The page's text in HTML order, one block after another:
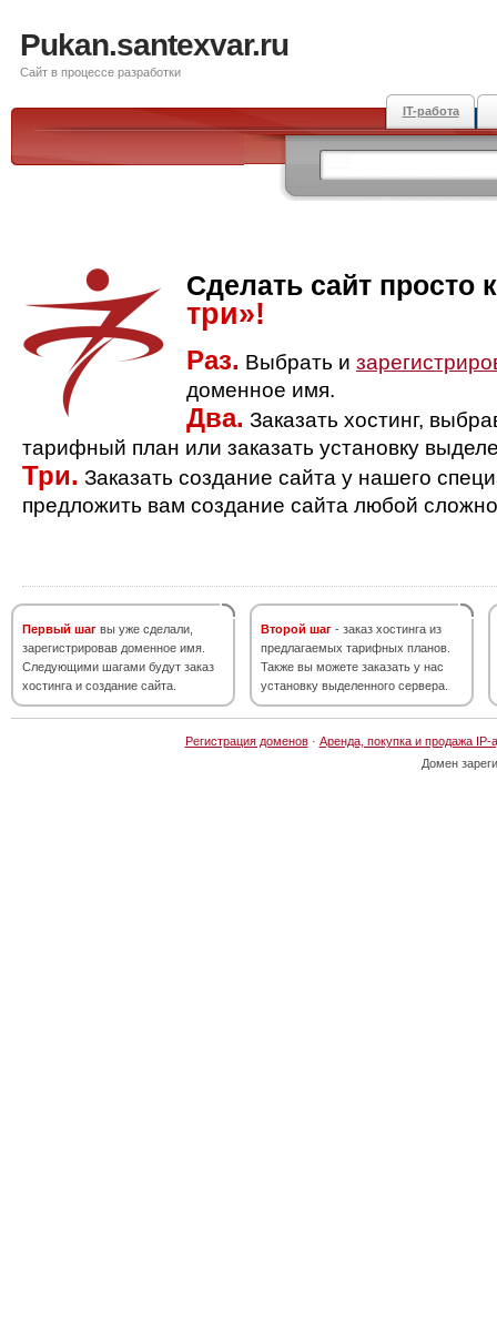
Pukan.santexvar.ru
Сайт в процессе разработки
IT-работа
Сделать сайт просто
три»!
Раз. Выбрать и
доменное имя.
Два. Заказать хостинг,
тарифный план или заказать установку
Три. Заказать создание сайта у нашего
предложить вам создание сайта любой
Первый шаг вы уже сделали,
зарегистрировав доменное имя.
Следующими шагами будут заказ
хостинга и создание сайта.
Второй шаг - заказ хостинга из
предлагаемых тарифных планов.
Также вы можете заказать у нас
установку выделенного сервера.
Регистрация доменов· Аренда, покупка и продажа IP-
Домен